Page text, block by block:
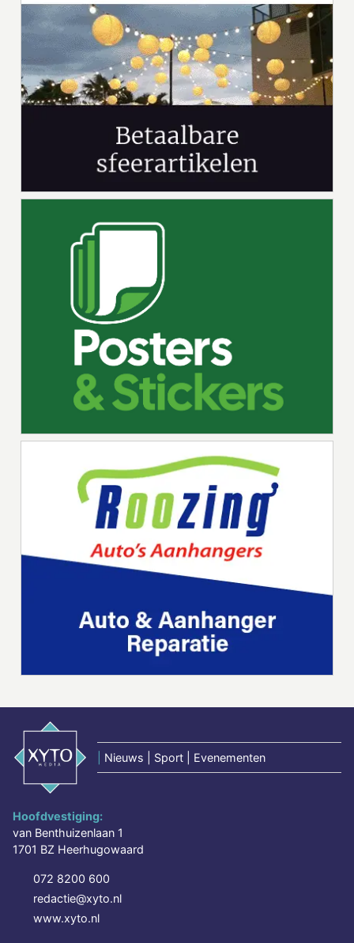
Nieuws | Sport | Evenementen
Hoofdvestiging:
van Benthuizenlaan 1
1701 BZ Heerhugowaard
072 8200 600
redactie@xyto.nl
www.xyto.nl